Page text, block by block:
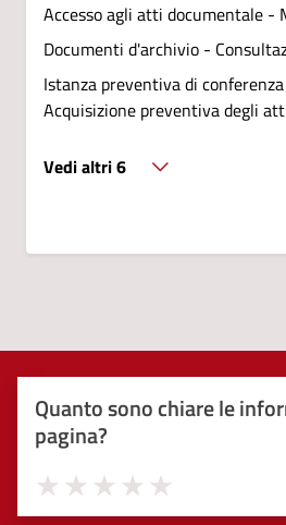
Accesso agli atti documentale -
Documenti d'archivio -
Istanza preventiva di
Acquisizione preventiva degli
L.R. 15/2013 come modificata
Vedi altri 6
Quanto sono chiare le
pagina?
Valuta 5 stelle su
Valuta 4 stelle su 5
Valuta 3 stelle su 5
Valuta 2 stelle su 5
Valuta 1 stelle su 5